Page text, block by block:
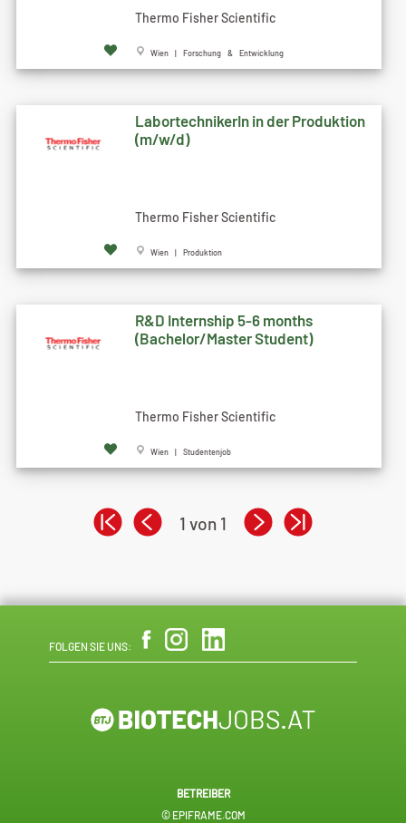
Thermo Fisher Scientific
Wien | Forschung & Entwicklung
LabortechnikerIn in der Produktion
(m/w/d)
Thermo Fisher Scientific
Wien | Produktion
R&D Internship 5-6 months
(Bachelor/Master Student)
Thermo Fisher Scientific
Wien | Studentenjob
1 von 1
FOLGEN SIE UNS:
BETREIBER
© EPIFRAME.COM